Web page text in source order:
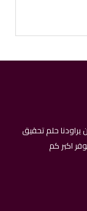
احلامنا للهواة كبيرة , فمنذ عام 2015 كان يراودنا حلم تحقيق
اكبر كم